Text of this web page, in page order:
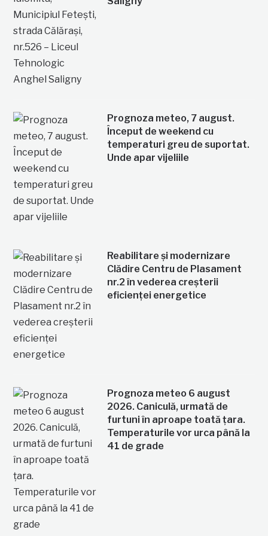
Prognoza meteo, 7 august.
Început de weekend cu
temperaturi greu de suportat.
Unde apar vijeliile
Reabilitare și modernizare
Clădire Centru de Plasament
nr.2 în vederea creșterii
eficienței energetice
Prognoza meteo 6 august
2026. Caniculă, urmată de
furtuni în aproape toată țara.
Temperaturile vor urca până la
41 de grade